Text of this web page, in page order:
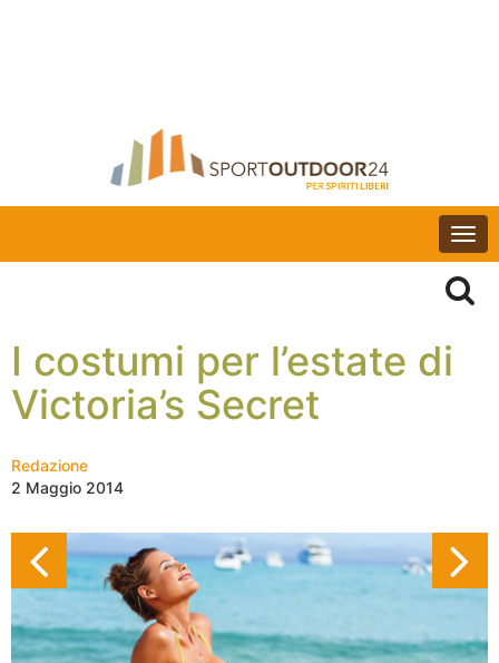
I costumi per l’estate di
Victoria’s Secret
Redazione
2 Maggio 2014